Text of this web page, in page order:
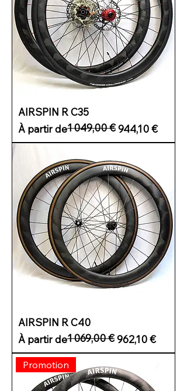
AIRSPIN R C35
À partir de
Prix original1 049,00 €944,10 €
Prix promotionnel
AIRSPIN R C40
À partir de
Prix original1 069,00 €962,10 €
Prix promotionnel
Promotion